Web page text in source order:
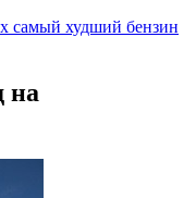
самый худший бензин
на